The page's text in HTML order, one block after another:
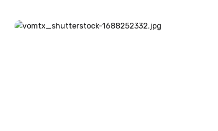
Da o znamenitem maratonskem tekaču, ki...